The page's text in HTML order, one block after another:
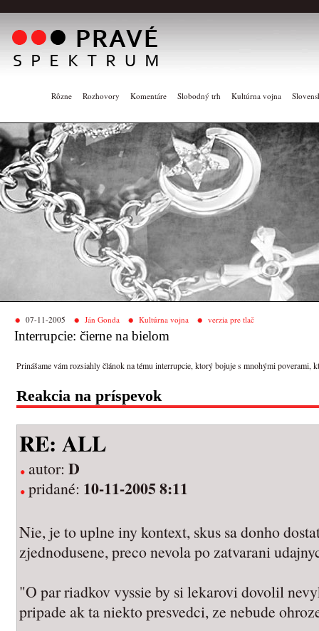
Rôzne Rozhovory Komentáre Slobodný trh Kultúrna vojna
07-11-2005 Ján Gonda Kultúrna vojna verzia pre tlač
Interrupcie: čierne na bielom
Prinášame vám rozsiahly článok na tému interrupcie, ktorý bojuje s mnohými poverami,
Reakcia na príspevok
RE: ALL
autor: D
pridané: 10-11-2005 8:11
Nie, je to uplne iny kontext, skus sa donho
zjednodusene, preco nevola po zatvarani
"O par riadkov vyssie by si lekarovi dovolil
pripade ak ta niekto presvedci, ze nebude